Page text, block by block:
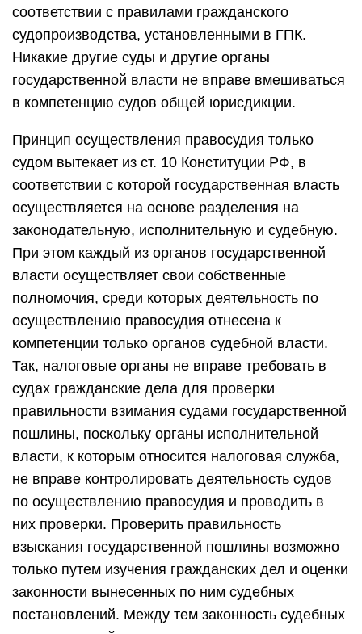
соответствии с правилами гражданского
судопроизводства, установленными в ГПК.
Никакие другие суды и другие органы
государственной власти не вправе вмешиваться
в компетенцию судов общей юрисдикции.
Принцип осуществления правосудия только
судом вытекает из ст. 10 Конституции РФ, в
соответствии с которой государственная власть
осуществляется на основе разделения на
законодательную, исполнительную и судебную.
При этом каждый из органов государственной
власти осуществляет свои собственные
полномочия, среди которых деятельность по
осуществлению правосудия отнесена к
компетенции только органов судебной власти.
Так, налоговые органы не вправе требовать в
судах гражданские дела для проверки
правильности взимания судами государственной
пошлины, поскольку органы исполнительной
власти, к которым относится налоговая служба,
не вправе контролировать деятельность судов
по осуществлению правосудия и проводить в
них проверки. Проверить правильность
взыскания государственной пошлины возможно
только путем изучения гражданских дел и оценки
законности вынесенных по ним судебных
постановлений. Между тем законность судебных